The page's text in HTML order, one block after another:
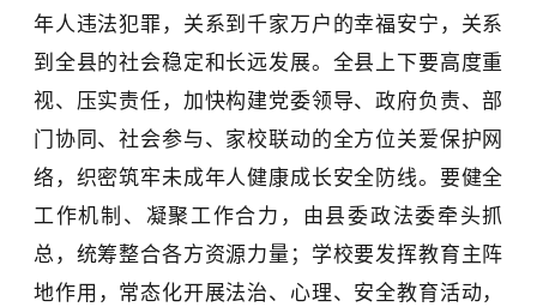
年人违法犯罪，关系到千家万户的幸福安宁，关系
到全县的社会稳定和长远发展。全县上下要高度重
视、压实责任，加快构建党委领导、政府负责、部
门协同、社会参与、家校联动的全方位关爱保护网
络，织密筑牢未成年人健康成长安全防线。要健全
工作机制、凝聚工作合力，由 县委政法委牵头抓
总，统筹整合各方资源力量；学校要发挥教育主阵
地作用 ， 常态化开展法治、心理、安全教育活动，